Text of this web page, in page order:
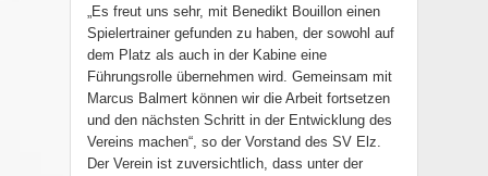
„Es freut uns sehr, mit Benedikt Bouillon einen
Spielertrainer gefunden zu haben, der sowohl auf
dem Platz als auch in der Kabine eine
Führungsrolle übernehmen wird. Gemeinsam mit
Marcus Balmert können wir die Arbeit fortsetzen
und den nächsten Schritt in der Entwicklung des
Vereins machen“, so der Vorstand des SV Elz.
Der Verein ist zuversichtlich, dass unter der